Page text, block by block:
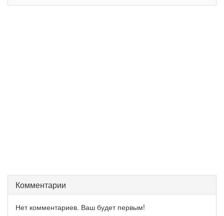
Комментарии
Нет комментариев. Ваш будет первым!